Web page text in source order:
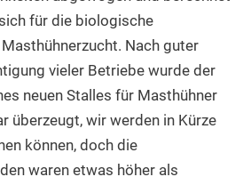
für die biologische
Nach guter
vieler Betriebe wurde der
neuen Stalles für Masthühner
überzeugt, wir werden in Kürze
können, doch die
waren etwas höher als